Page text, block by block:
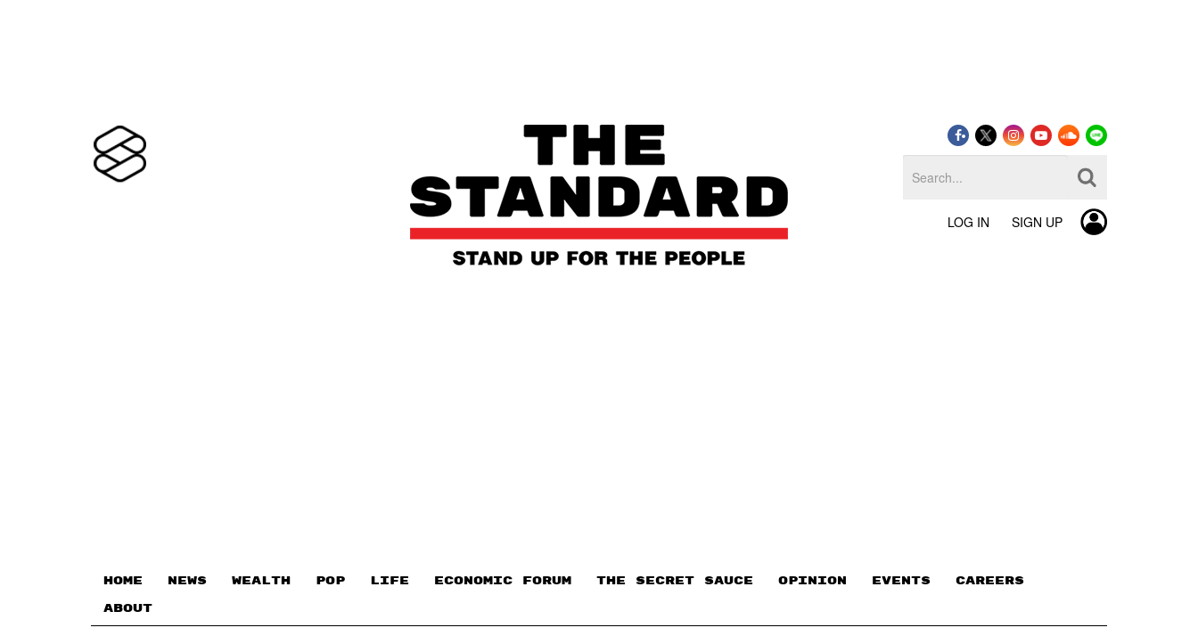
LOG IN SIGN UP
HOME NEWS WEALTH POP LIFE ECONOMIC FORUM THE SECRET SAUCE​ OPINION EVENTS CAREERS
ABOUT